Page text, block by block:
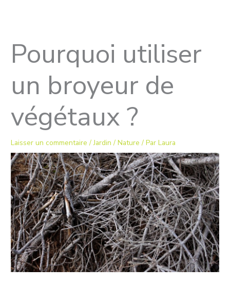
Pourquoi utiliser
un broyeur de
végétaux ?
Laisser un commentaire /Jardin / Nature / ParLaura